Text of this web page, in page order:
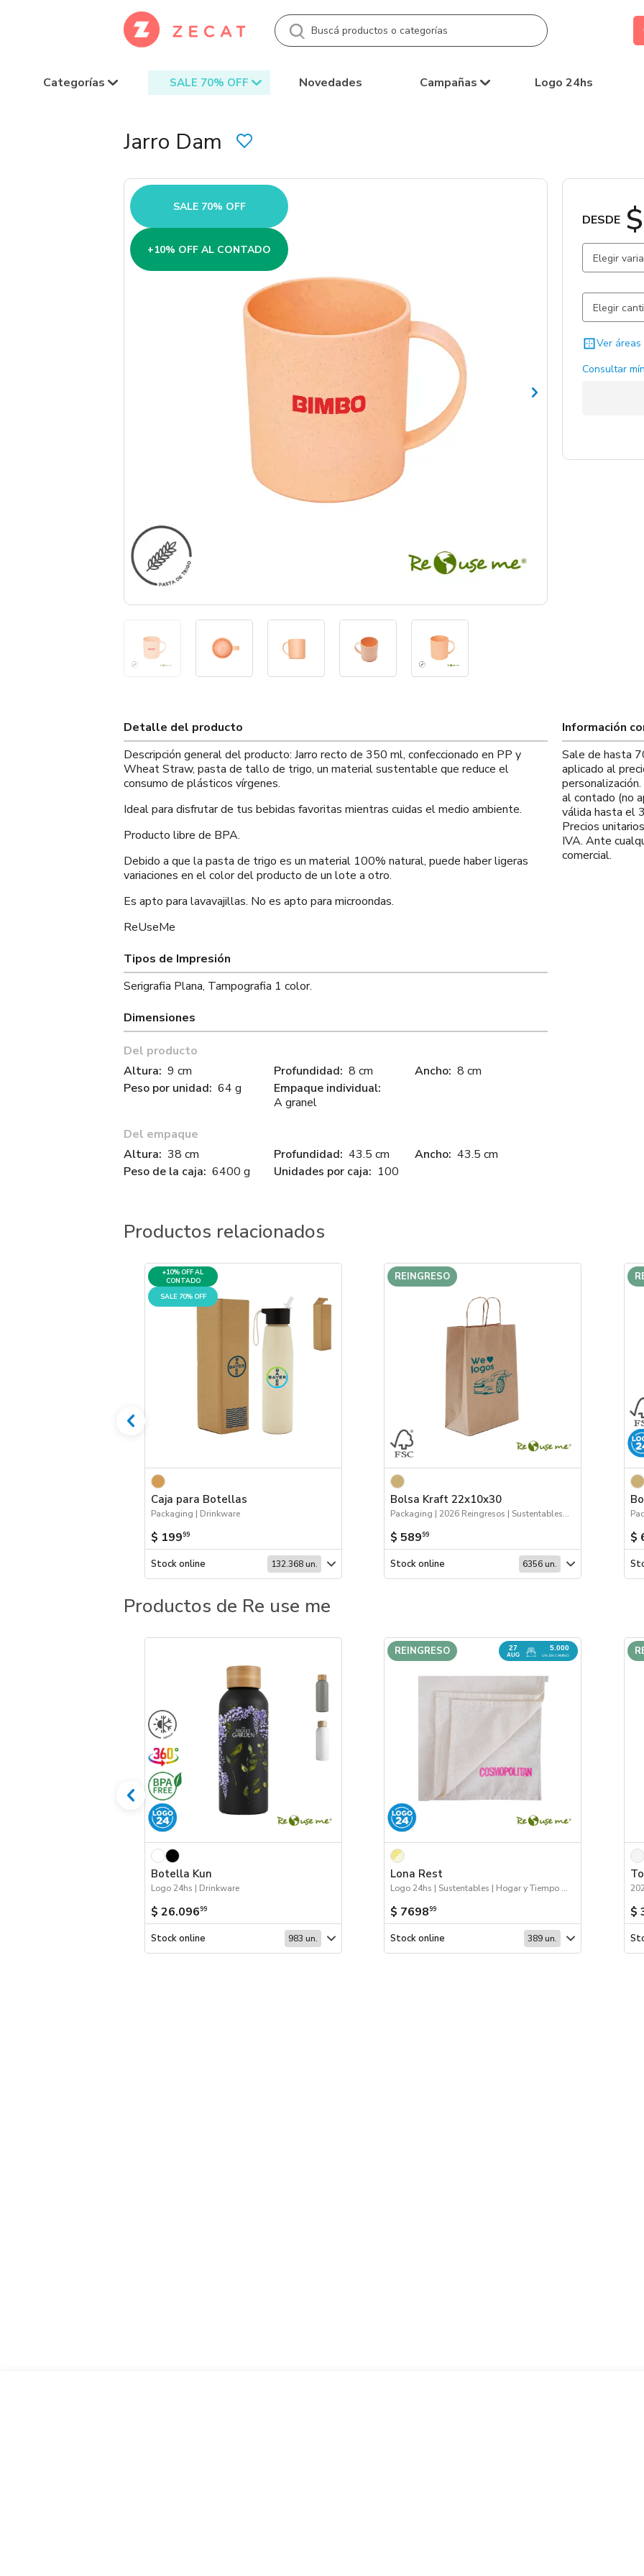
Categorías SALE 70% OFF Novedades Campañas Logo 24hs
Jarro Dam
SALE 70% OFF
+10% OFF AL CONTADO
DESDE
Elegir
Beige /
Ver
Consultar
Detalle del producto
Descripción general del producto: Jarro recto de 350 ml, confeccionado en PP y
Wheat Straw, pasta de tallo de trigo, un material sustentable que reduce el
consumo de plásticos vírgenes.
Ideal para disfrutar de tus bebidas favoritas mientras cuidas el medio ambiente.
Producto libre de BPA.
Debido a que la pasta de trigo es un material 100% natural, puede haber ligeras
variaciones en el color del producto de un lote a otro.
Es apto para lavavajillas. No es apto para microondas.
ReUseMe
Tipos de Impresión
Serigrafia Plana, Tampografia 1 color.
Dimensiones
Del producto
Altura: 9 cm
Peso por unidad: 64 g
Profundidad: 8 cm
Empaque individual:
A granel
Ancho: 8 cm
Del empaque
Altura: 38 cm
Peso de la caja: 6400 g
Profundidad: 43.5 cm
Unidades por caja: 100
Ancho: 43.5 cm
Información
Sale de hasta
aplicado al
al contado (no
válida hasta el
Precios
IVA. Ante
comercial.
Productos relacionados
+10% OFF AL
CONTADO
SALE 70% OFF
Caja para Botellas
Packaging | Drinkware
$ 19999
Stock online 132.368 un.
REINGRESO
Bolsa Kraft 22x10x30
Packaging | 2026 Reingresos | Sustentables | Bolsas y Tote Bags
$ 58999
Stock online 6356 un.
$
Productos de Re use me
Botella Kun
Logo 24hs | Drinkware
$ 26.09699
Stock online 983 un.
27
AUG
5.000
UN. EN CAMINO
REINGRESO
Lona Rest
Logo 24hs | Sustentables | Hogar y Tiempo Libre | Próximos Arribos
$ 769899
Stock online 389 un.
$